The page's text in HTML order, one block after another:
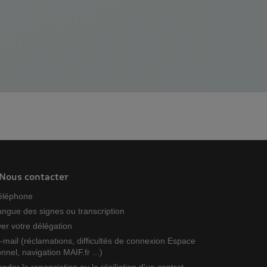
Nous contacter
des signes ou transcription
votre délégation
mail (réclamations, difficultés de connexion Espace
navigation MAIF.fr ...)